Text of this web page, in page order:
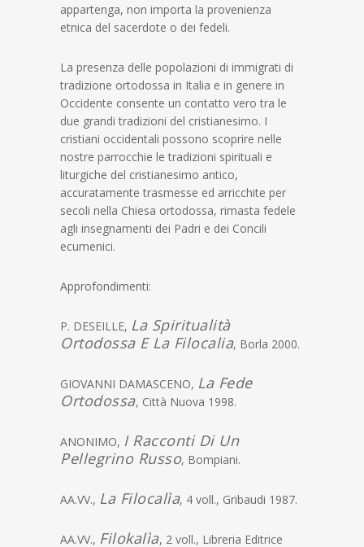
appartenga, non importa la provenienza
etnica del sacerdote o dei fedeli.
La presenza delle popolazioni di immigrati di
tradizione ortodossa in Italia e in genere in
Occidente consente un contatto vero tra le
due grandi tradizioni del cristianesimo. I
cristiani occidentali possono scoprire nelle
nostre parrocchie le tradizioni spirituali e
liturgiche del cristianesimo antico,
accuratamente trasmesse ed arricchite per
secoli nella Chiesa ortodossa, rimasta fedele
agli insegnamenti dei Padri e dei Concili
ecumenici.
Approfondimenti:
P. DESEILLE, La Spiritualità
Ortodossa E La Filocalia, Borla 2000.
GIOVANNI DAMASCENO, La Fede
Ortodossa, Città Nuova 1998.
ANONIMO, I Racconti Di Un
Pellegrino Russo, Bompiani.
AA.VV., La Filocalìa, 4 voll., Gribaudi 1987.
AA.VV., Filokalìa, 2 voll., Libreria Editrice